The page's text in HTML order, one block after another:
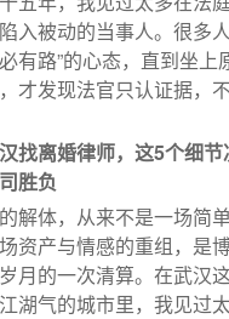
入被动的当事人。很多
有路”的心态，直到坐上
才发现法官只认证据，
找离婚律师，这5个细
胜负
解体，从来不是一场简
资产与情感的重组，是
月的一次清算。在武汉
湖气的城市里，我见过